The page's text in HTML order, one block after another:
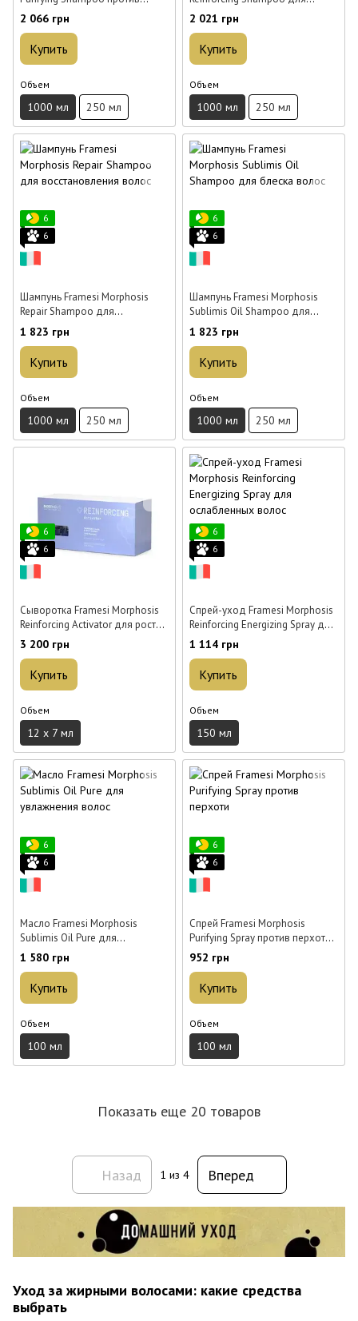
перхоти 1 л
2 066 грн
Купить
Объем
1000 мл 250 мл
жирной кожи головы 1 л
2 021 грн
Купить
Объем
1000 мл 250 мл
6
6
Шампунь Framesi Morphosis
Repair Shampoo для
восстановления волос 1 л
1 823 грн
Купить
Объем
1000 мл 250 мл
6
6
Шампунь Framesi Morphosis
Sublimis Oil Shampoo для
блеска волос 1 л
1 823 грн
Купить
Объем
1000 мл 250 мл
6
6
Сыворотка Framesi Morphosis
Reinforcing Activator для роста
волос 12*7 мл
3 200 грн
Купить
Объем
12 x 7 мл
6
6
Спрей-уход Framesi Morphosis
Reinforcing Energizing Spray для
ослабленных волос 150 мл
1 114 грн
Купить
Объем
150 мл
6
6
Масло Framesi Morphosis
Sublimis Oil Pure для
увлажнения волос 100 мл
1 580 грн
Купить
Объем
100 мл
6
6
Спрей Framesi Morphosis
Purifying Spray против перхоти
100 мл
952 грн
Купить
Объем
100 мл
Показать еще 20 товаров
Назад 1 из 4 Вперед
Уход за жирными волосами: какие средства
выбрать